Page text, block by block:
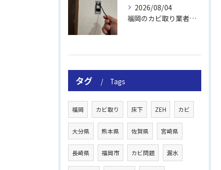
2026/08/04
福岡のカビ取り業者おすすめの選び方と費用
タグ Tags
福岡 カビ取り 床下 ZEH カビ
大分県 熊本県 佐賀県 宮崎県
長崎県 福岡市 カビ問題 漏水